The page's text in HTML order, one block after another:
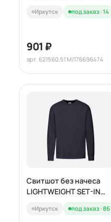
Иркутск под заказ · 14
901 ₽
арт. 621560.51 M/176696474
Свитшот без начеса
LIGHTWEIGHT SET-IN
Иркутск под заказ · 86